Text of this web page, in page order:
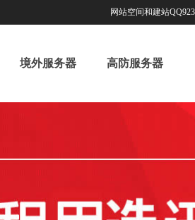
网站空间和建站
境外服务器 高防服务器